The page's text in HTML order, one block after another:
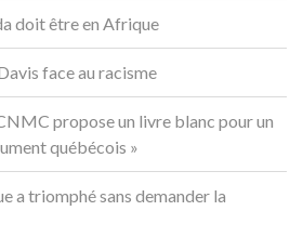
doit être en Afrique
face au racisme
propose un livre blanc pour un
québécois »
a triomphé sans demander la